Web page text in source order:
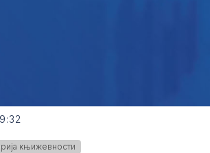
књижевности